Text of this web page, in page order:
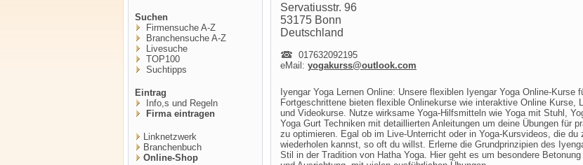
Suchen
Firmensuche A-Z
Branchensuche A-Z
Livesuche
TOP100
Suchtipps
Eintrag
Info,s und Regeln
Firma eintragen
Linknetzwerk
Branchenbuch
Online-Shop
Servatiusstr. 96
53175 Bonn
Deutschland
017632092195
eMail: yogakurss@outlook.com
Iyengar Yoga Lernen Online: Unsere flexiblen Iyengar Yoga Online-Kurse
Fortgeschrittene bieten flexible Onlinekurse wie interaktive Online Kurse,
und Videokurse. Nutze wirksame Yoga-Hilfsmitteln wie Yoga mit Stuhl,
Yoga Gurt Techniken mit detaillierten Anleitungen um deine Übungen für
zu optimieren. Egal ob im Live-Unterricht oder in Yoga-Kursvideos, die du
wiederholen kannst, so oft du willst. Erlerne die Grundprinzipien des
Stil in der Tradition von Hatha Yoga. Hier geht es um besondere